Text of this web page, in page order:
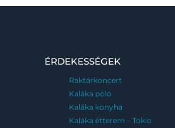
ÉRDEKESSÉGEK
Raktárkoncert
Kaláka póló
Kaláka konyha
Kaláka étterem – Tokio